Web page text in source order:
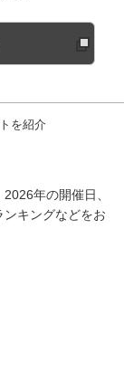
を紹介
年の開催日、
キングなどをお